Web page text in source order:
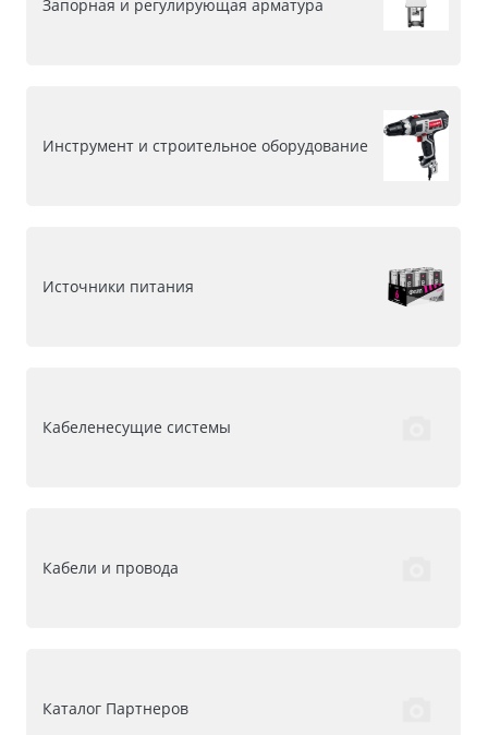
Запорная и регулирующая арматура
Инструмент и строительное оборудование
Источники питания
Кабеленесущие системы
Кабели и провода
Каталог Партнеров